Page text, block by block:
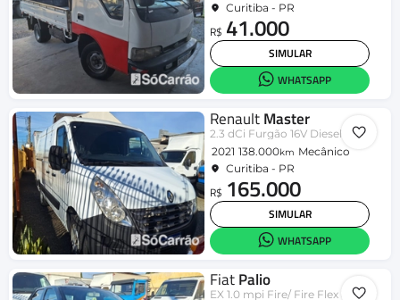
Curitiba - PR
R$ 41.000
SIMULAR
WHATSAPP
RenaultMaster
2.3 dCi Furgão 16V Diesel
2021 138.000km Mecânico
Curitiba - PR
R$ 165.000
SIMULAR
WHATSAPP
FiatPalio
EX 1.0 mpi Fire/ Fire Flex 8v 2p